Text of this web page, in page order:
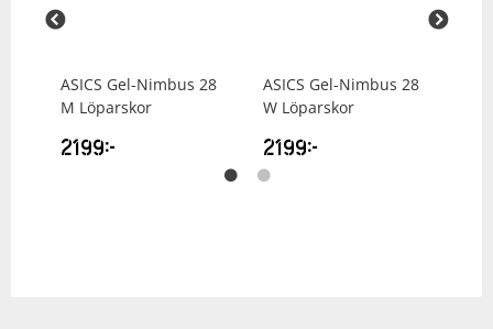
ASICS Gel-Nimbus 28
M Löparskor
2199kr
ASICS Gel-Nimbus 28
W Löparskor
2199kr